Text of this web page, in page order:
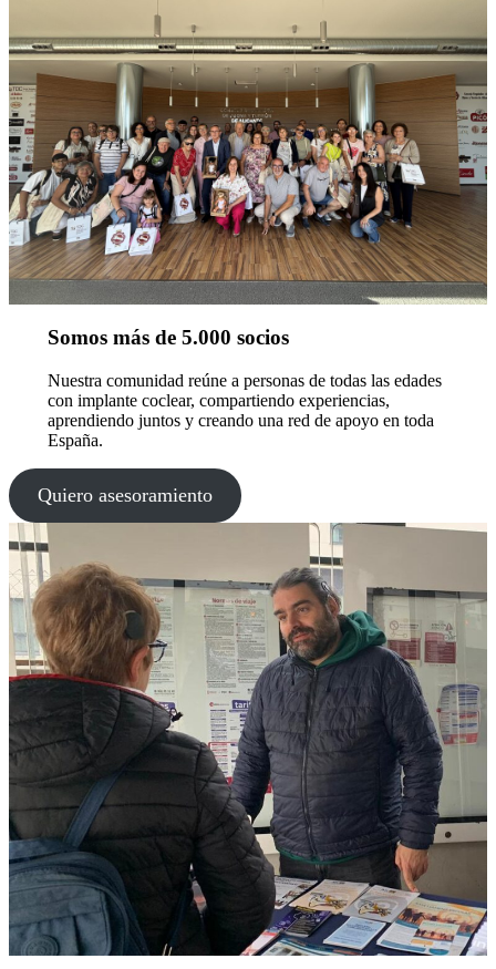
Somos más de 5.000 socios
Nuestra comunidad reúne a personas de todas las edades
con implante coclear, compartiendo experiencias,
aprendiendo juntos y creando una red de apoyo en toda
España.
Quiero asesoramiento